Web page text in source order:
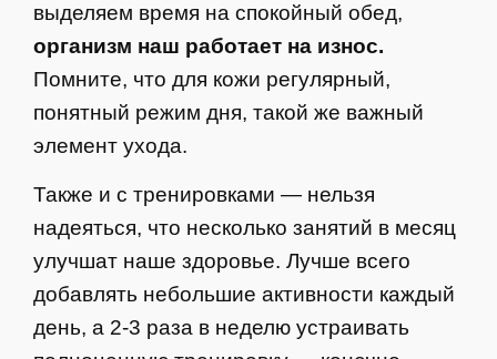
выделяем время на спокойный обед,
организм наш работает на износ.
Помните, что для кожи регулярный,
понятный режим дня, такой же важный
элемент ухода.
Также и с тренировками — нельзя
надеяться, что несколько занятий в месяц
улучшат наше здоровье. Лучше всего
добавлять небольшие активности каждый
день, а 2-3 раза в неделю устраивать